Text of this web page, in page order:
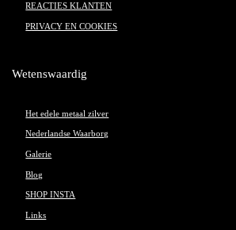
REACTIES KLANTEN
PRIVACY EN COOKIES
Wetenswaardig
Het edele metaal zilver
Nederlandse Waarborg
Galerie
Blog
SHOP INSTA
Links